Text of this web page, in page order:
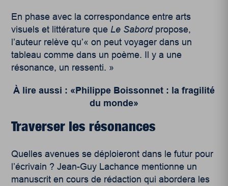
En phase avec la correspondance entre arts
visuels et littérature queLe Sabordpropose,
l’auteur relève qu’« on peut voyager dans un
tableau comme dans un poème. Il y a une
résonance, un ressenti. »
À lire aussi : «Philippe Boissonnet : la fragilité
du monde»
Traverser les résonances
Quelles avenues se déploieront dans le futur pour
l’écrivain ? Jean-Guy Lachance mentionne un
manuscrit en cours de rédaction qui abordera les